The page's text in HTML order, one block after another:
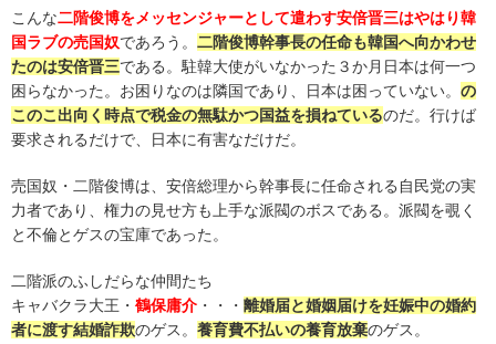
こんな二階俊博をメッセンジャーとして遣わす安倍晋三はやはり韓
国ラブの売国奴であろう。 二階俊博幹事長の任命も韓国へ向かわせ
たのは安倍晋三である。駐韓大使がいなかった３か月日本は何一つ
困らなかった。お困りなのは隣国であり、日本は困っていない。 の
このこ出向く時点で税金の無駄かつ国益を損ねているのだ。行けば
要求されるだけで、日本に有害なだけだ。
売国奴・二階俊博は、安倍総理から幹事長に任命される自民党の実
力者であり、権力の見せ方も上手な派閥のボスである。派閥を覗く
と不倫とゲスの宝庫であった。
二階派のふしだらな仲間たち
キャバクラ大王・ 鶴保庸介 ・・・ 離婚届と婚姻届けを妊娠中の婚約
者に渡す結婚詐欺のゲス。 養育費不払いの養育放棄のゲス。